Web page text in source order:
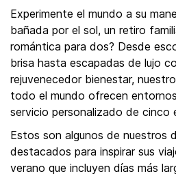
Experimente el mundo a su
bañada por el sol, un retiro
romántica para dos? Desde
brisa hasta escapadas de lujo
rejuvenecedor bienestar,
todo el mundo ofrecen
servicio personalizado de cinco
Estos son algunos de nuestros
destacados para inspirar sus
verano que incluyen días más